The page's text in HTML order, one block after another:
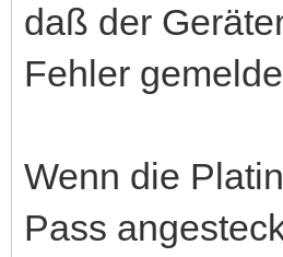
daß der
Fehler
Wenn die
Pass